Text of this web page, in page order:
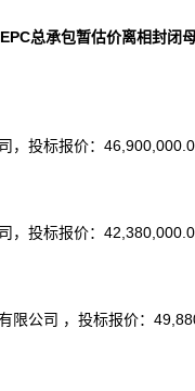
总承包暂估价离相封闭
，投标报价：
，投标报价：
限公司 ，投标报价：